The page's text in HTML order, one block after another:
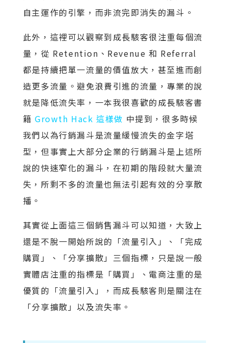
自主運作的引擎，而非流完即消失的漏斗。
此外，這裡可以觀察到成長駭客很注重每個流
量，從 Retention、Revenue 和 Referral
都是持續把單一流量的價值放大，甚至進而創
造更多流量。避免浪費引進的流量，專業的說
就是降低流失率，一本我很喜歡的成長駭客書
籍 Growth Hack 這樣做 中提到，很多時候
我們以為行銷漏斗是流量緩慢流失的金字塔
型，但事實上大部分企業的行銷漏斗是上述所
說的快速窄化的漏斗，在初期的階段就大量流
失，所剩不多的流量也無法引起有效的分享散
播。
其實從上面這三個銷售漏斗可以知道，大致上
還是不脫一開始所說的「流量引入」、「完成
購買」、「分享擴散」三個指標，只是說一般
實體店注重的指標是「購買」、電商注重的是
優質的「流量引入」，而成長駭客則是關注在
「分享擴散」以及流失率。